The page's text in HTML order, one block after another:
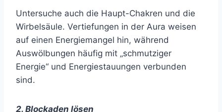
Untersuche auch die Haupt-Chakren und die
Wirbelsäule. Vertiefungen in der Aura weisen
auf einen Energiemangel hin, während
Auswölbungen häufig mit „schmutziger
Energie“ und Energiestauungen verbunden
sind.
2. Blockaden lösen